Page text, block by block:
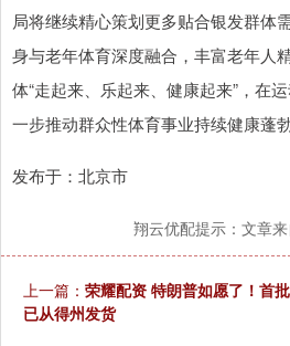
局将继续精心策划更多贴合银发群体
身与老年体育深度融合，丰富老年人
体“走起来、乐起来、健康起来”，在
一步推动群众性体育事业持续健康蓬勃
发布于：北京市
翔云优配提示：文章
上一篇： 荣耀配资 特朗普如愿了！首
已从得州发货